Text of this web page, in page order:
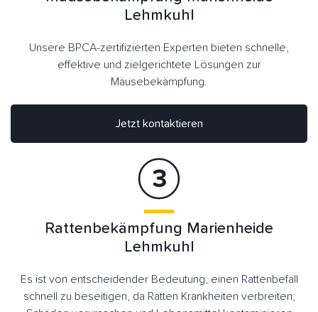
Jetzt kontaktieren
Lehmkuhl
Unsere BPCA-zertifizierten Experten bieten schnelle,
effektive und zielgerichtete Lösungen zur
Mäusebekämpfung.
Rattenbekämpfung Marienheide
Lehmkuhl
Es ist von entscheidender Bedeutung, einen Rattenbefall
schnell zu beseitigen, da Ratten Krankheiten verbreiten,